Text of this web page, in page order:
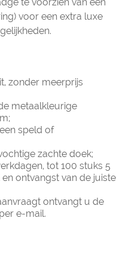
voor een extra luxe
zonder meerprijs
metaalkleurige
speld of
zachte doek;
tot 100 stuks 5
ontvangst van de juiste
ontvangt u de
e-mail.